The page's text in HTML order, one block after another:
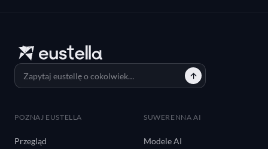
POZNAJ EUSTELLA
Przegląd
SUWERENNA AI
Modele AI